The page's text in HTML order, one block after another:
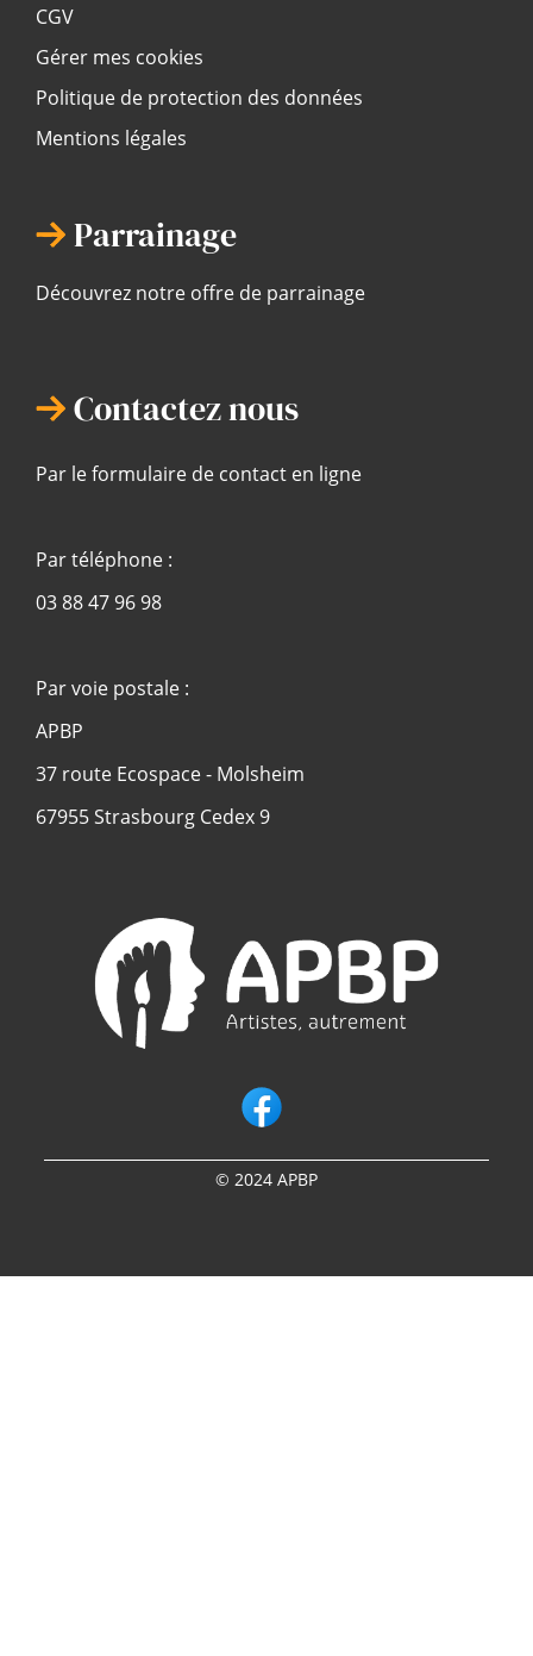
CGV
Gérer mes cookies
Politique de protection des données
Mentions légales
Parrainage
Découvrez notre offre de parrainage
Contactez nous
Par le formulaire de contact en ligne
Par téléphone :
03 88 47 96 98
Par voie postale :
APBP
37 route Ecospace - Molsheim
67955 Strasbourg Cedex 9
© 2024 APBP